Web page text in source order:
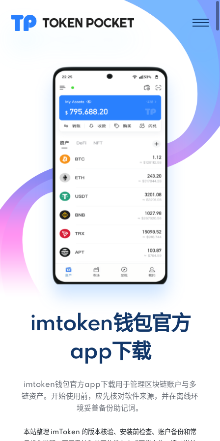
imtoken钱包官方
app下载
imtoken钱包官方app下载用于管理区块链账户与多
链资产。开始使用前，应先核对软件来源，并在离线环
境妥善备份助记词。
本站整理 imToken 的版本核验、安装前检查、账户备份和常